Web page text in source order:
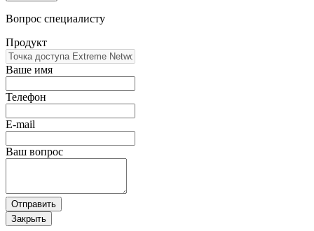
Вопрос специалисту
Продукт
Ваше имя
Телефон
E-mail
Ваш вопрос
Отправить
Закрыть